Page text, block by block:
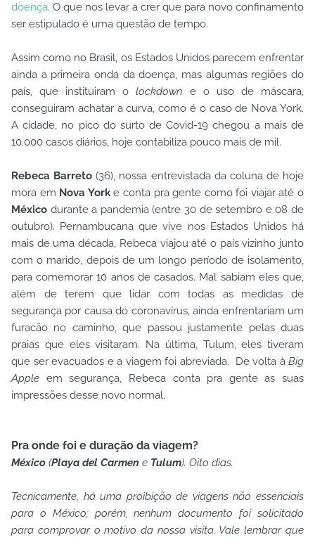
doença. O que nos levar a crer que para novo confinamento
ser estipulado é uma questão de tempo.
Assim como no Brasil, os Estados Unidos parecem enfrentar
ainda a primeira onda da doença, mas algumas regiões do
país, que instituiram olockdown e o uso de máscara,
conseguiram achatar a curva, como é o caso de Nova York.
A cidade, no pico do surto de Covid-19 chegou a mais de
10.000 casos diários, hoje contabiliza pouco mais de mil.
Rebeca Barreto (36), nossa entrevistada da coluna de hoje
mora em Nova Yorke conta pra gente como foi viajar até o
México durante a pandemia (entre 30 de setembro e 08 de
outubro). Pernambucana que vive nos Estados Unidos há
mais de uma década, Rebeca viajou até o país vizinho junto
com o marido, depois de um longo período de isolamento,
para comemorar 10 anos de casados. Mal sabiam eles que,
além de terem que lidar com todas as medidas de
segurança por causa do coronavírus, ainda enfrentariam um
furacão no caminho, que passou justamente pelas duas
praias que eles visitaram. Na última, Tulum, eles tiveram
que ser evacuados e a viagem foi abreviada. De volta à Big
Apple em segurança, Rebeca conta pra gente as suas
impressões desse novo normal.
Pra onde foi e duração da viagem?
México (Playa del Carmen e Tulum). Oito dias.
Tecnicamente, há uma proibição de viagens não essenciais
para o México; porém, nenhum documento foi solicitado
para comprovar o motivo da nossa visita. Vale lembrar que